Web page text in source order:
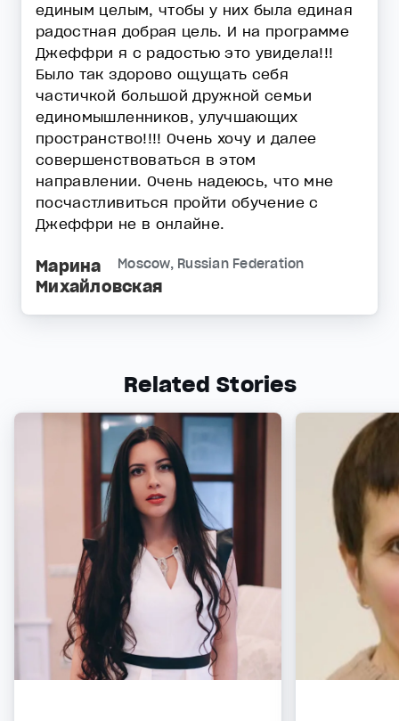
единым целым, чтобы у них была единая
радостная добрая цель. И на программе
Джеффри я с радостью это увидела!!!
Было так здорово ощущать себя
частичкой большой дружной семьи
единомышленников, улучшающих
пространство!!!! Очень хочу и далее
совершенствоваться в этом
направлении. Очень надеюсь, что мне
посчастливиться пройти обучение с
Джеффри не в онлайне.
Марина
Михайловская
Moscow, Russian Federation
Related Stories